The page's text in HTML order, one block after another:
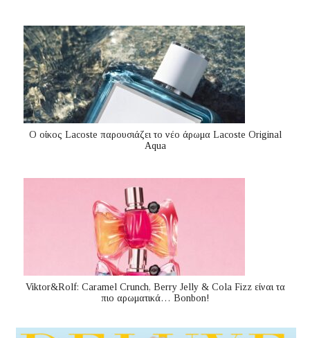
Ο οίκος Lacoste παρουσιάζει το νέο άρωμα Lacoste Original
Aqua
Viktor&Rolf: Caramel Crunch, Berry Jelly & Cola Fizz είναι τα
πιο αρωματικά… Bonbon!